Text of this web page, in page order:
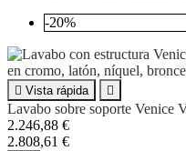
-20%
 Vista rápida 
Lavabo sobre soporte Venice
2.246,88 €
2.808,61 €